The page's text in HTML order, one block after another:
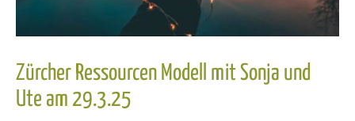
Zürcher Ressourcen Modell mit Sonja und
Ute am 29.3.25